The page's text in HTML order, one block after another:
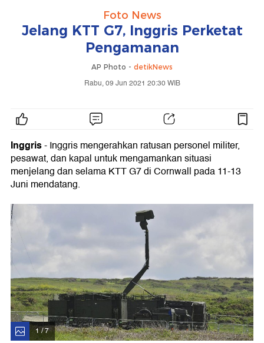
Foto News
Jelang KTT G7, Inggris Perketat
Pengamanan
AP Photo - detikNews
Rabu, 09 Jun 2021 20:30 WIB
Inggris- Inggris mengerahkan ratusan personel militer,
pesawat, dan kapal untuk mengamankan situasi
menjelang dan selama KTT G7 di Cornwall pada 11-13
Juni mendatang.
1 / 7